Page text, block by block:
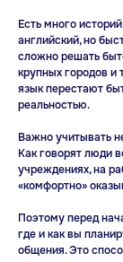
Есть много
английский, но
сложно решать
крупных городов и
язык перестают
реальностью.
Важно учитывать
Как говорят люди
учреждениях, на
«комфортно»
Поэтому перед
где и как вы
общения. Это